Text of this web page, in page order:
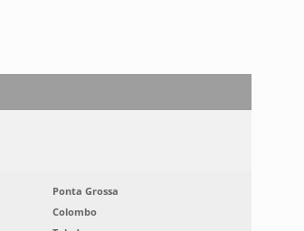
Ponta Grossa
Colombo